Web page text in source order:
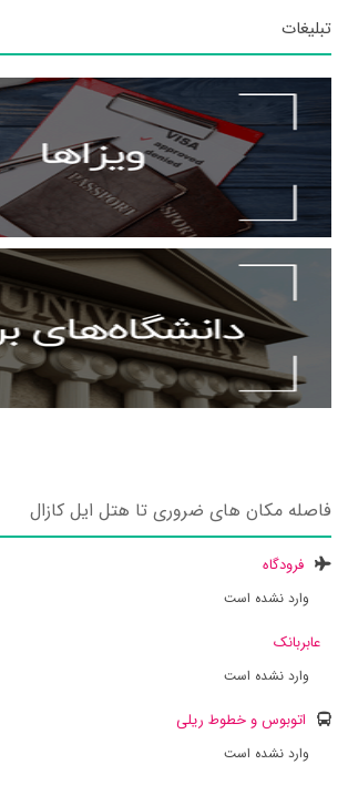
تبلیغات
فاصله مکان های ضروری تا هتل ایل کازال
فرودگاه
وارد نشده است
عابربانک
وارد نشده است
اتوبوس و خطوط ریلی
وارد نشده است